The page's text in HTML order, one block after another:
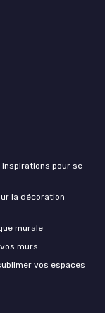
pour se
la décoration
murale
murs
vos espaces